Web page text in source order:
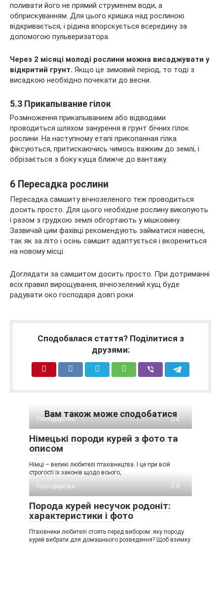
поливати його не прямий струменем води, а
обприскуванням. Для цього кришка над рослиною
відкривається, і рідина впорскується всередину за
допомогою пульверизатора.
Через 2 місяці молоді рослини можна висаджувати у
відкритий грунт. Якщо це зимовий період, то тоді з
висадкою необхідно почекати до весни.
5.3 Прикапывание гілок
Розмноження прикапыванием або відводами
проводиться шляхом занурення в грунт бічних гілок
рослини. На наступному етапі прикопанная гілка
фіксуються, притискаючись чимось важким до землі, і
обрізається з боку куща ближче до вантажу.
6 Пересадка рослини
Пересадка самшиту вічнозеленого теж проводиться
досить просто. Для цього необхідне рослину викопують
і разом з грудкою землі обгортають у мішковину.
Зазвичай цим фахівці рекомендують займатися навесні,
так як за літо і осінь самшит адаптується і вкорениться
на новому місці.
Доглядати за самшитом досить просто. При дотриманні
всіх правил вирощування, вічнозелений кущ буде
радувати око господаря довгі роки.
Сподобалася стаття? Поділитися з
друзями:
Вам також може сподобатися
Господарство 0
Німецькі породи курей з фото та
описом
Німці – великі любителі птахівництва. І це при всій
строгості їх законів щодо всього,
Господарство
0
Порода курей несучок родоніт:
характеристики і фото
Птахівники любителі стоять перед вибором: яку породу
курей вибрати для домашнього розведення? Щоб взимку